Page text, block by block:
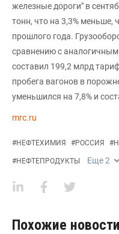
железные дороги" в
тонн, что на 3,3% меньше,
прошлого года.
сравнению с
составил 199,2 млрд
пробега вагонов в
уменьшился на 7,8% и
mrc.ru
#НЕФТЕХИМИЯ #РОССИЯ #
#НЕФТЕПРОДУКТЫ Еще2
Похожие новости